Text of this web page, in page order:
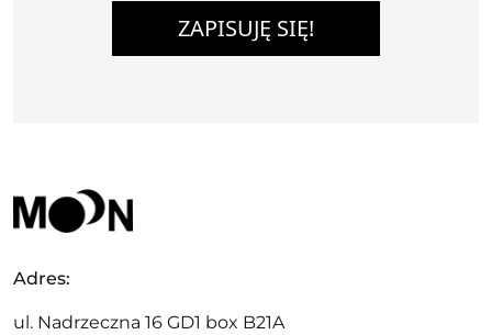
ZAPISUJĘ SIĘ!
Adres:
ul. Nadrzeczna 16 GD1 box B21A